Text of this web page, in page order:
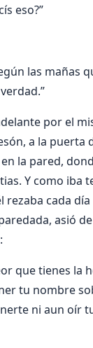
eso?”
las mañas
por el
a la puerta
la pared,
Y como iba
rezaba cada
asió
que tienes la
tu nombre
ni aun oír